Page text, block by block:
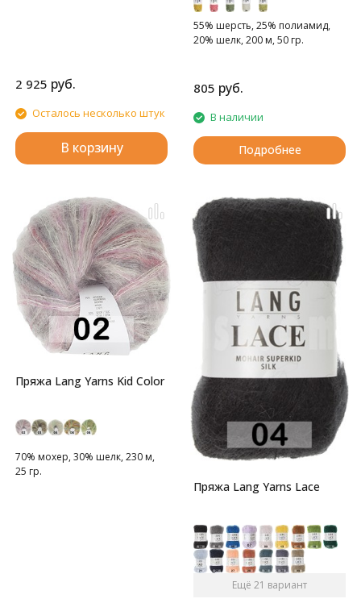
2 925 руб.
Осталось несколько штук
В корзину
55% шерсть, 25% полиамид,
20% шелк, 200 м, 50 гр.
805 руб.
В наличии
Подробнее
Пряжа Lang Yarns Kid Color
70% мохер, 30% шелк, 230 м,
25 гр.
Пряжа Lang Yarns Lace
Ещё 21 вариант